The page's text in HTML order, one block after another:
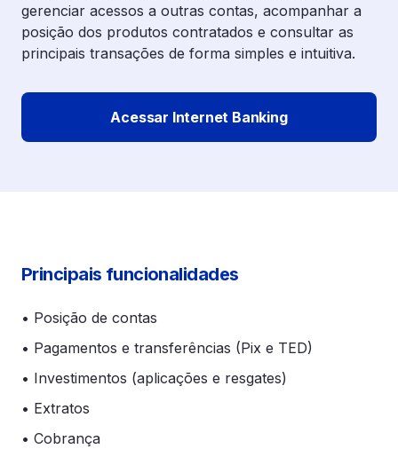
gerenciar acessos a outras contas, acompanhar a
posição dos produtos contratados e consultar as
principais transações de forma simples e intuitiva.
Acessar Internet Banking
Principais funcionalidades
• Posição de contas
• Pagamentos e transferências (Pix e TED)
• Investimentos (aplicações e resgates)
• Extratos
• Cobrança